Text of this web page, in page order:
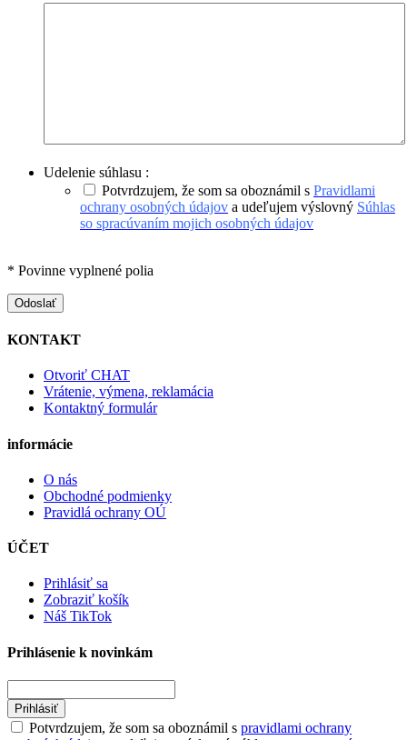
Udelenie súhlasu :
Potvrdzujem, že som sa oboznámil s Pravidlami
ochrany osobných údajov a udeľujem výslovný Súhlas
so spracúvaním mojich osobných údajov
* Povinne vyplnené polia
Odoslať
KONTAKT
Otvoriť CHAT
Vrátenie, výmena, reklamácia
Kontaktný formulár
informácie
O nás
Obchodné podmienky
Pravidlá ochrany OÚ
ÚČET
Prihlásiť sa
Zobraziť košík
Náš TikTok
Prihlásenie k novinkám
Prihlásiť
Potvrdzujem, že som sa oboznámil s pravidlami ochrany